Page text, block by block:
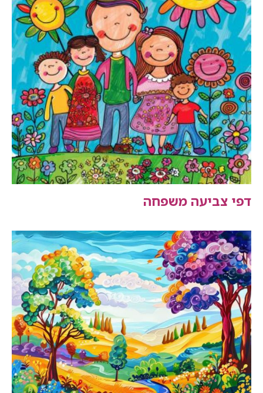
דפי צביעה משפחה